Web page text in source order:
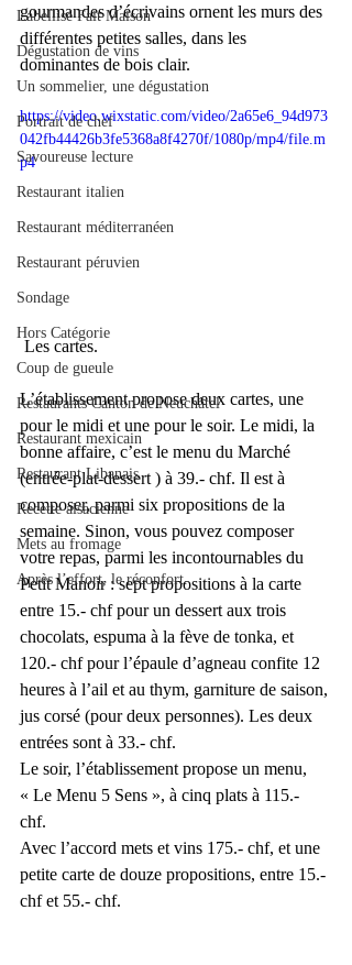
Labellisé Fait Maison
Dégustation de vins
Un sommelier, une dégustation
Portrait de chef
Savoureuse lecture
Restaurant italien
Restaurant méditerranéen
Restaurant péruvien
Sondage
Hors Catégorie
Coup de gueule
Restaurants Canton de Neuchâtel
Restaurant mexicain
Restaurant Libanais
Recette alsacienne
Mets au fromage
Après l’effort, le réconfort.
gourmandes d’écrivains ornent les murs des
différentes petites salles, dans les
dominantes de bois clair.
https://video.wixstatic.com/video/2a65e6_94d973
042fb44426b3fe5368a8f4270f/1080p/mp4/file.m
p4
Les cartes.
L’établissement propose deux cartes, une
pour le midi et une pour le soir. Le midi, la
bonne affaire, c’est le menu du Marché
(entrée-plat-dessert ) à 39.- chf. Il est à
composer, parmi six propositions de la
semaine. Sinon, vous pouvez composer
votre repas, parmi les incontournables du
Petit Manoir : sept propositions à la carte
entre 15.- chf pour un dessert aux trois
chocolats, espuma à la fève de tonka, et
120.- chf pour l’épaule d’agneau confite 12
heures à l’ail et au thym, garniture de saison,
jus corsé (pour deux personnes). Les deux
entrées sont à 33.- chf.
Le soir, l’établissement propose un menu,
« Le Menu 5 Sens », à cinq plats à 115.-
chf.
Avec l’accord mets et vins 175.- chf, et une
petite carte de douze propositions, entre 15.-
chf et 55.- chf.